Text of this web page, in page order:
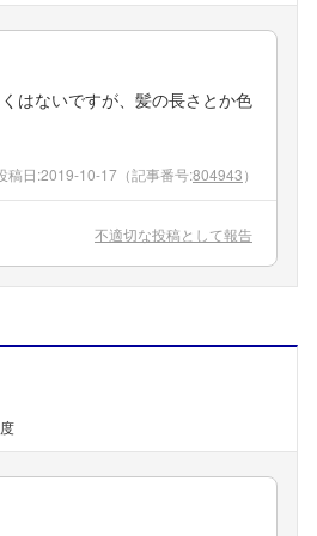
はないですが、髪の長さとか色
稿日:2019-10-17 （記事番号:804943）
不適切な投稿として報告